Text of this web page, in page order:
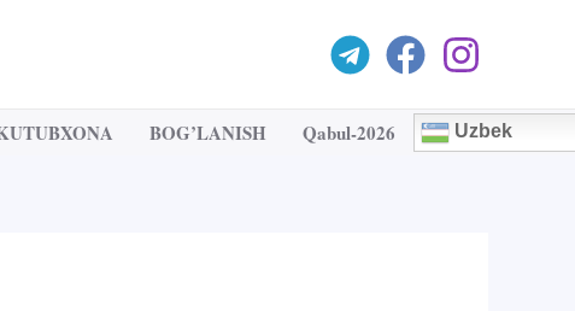
BOG’LANISH Qabul-2026 Uzbek